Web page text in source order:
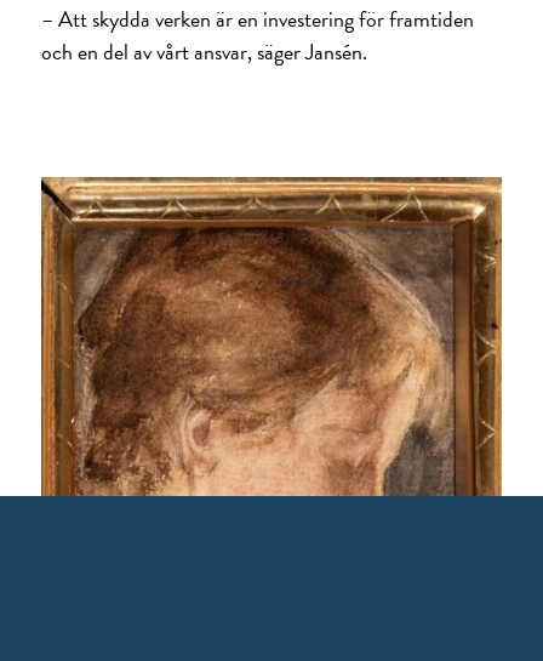
– Att skydda verken är en investering för framtiden
och en del av vårt ansvar, säger Jansén.